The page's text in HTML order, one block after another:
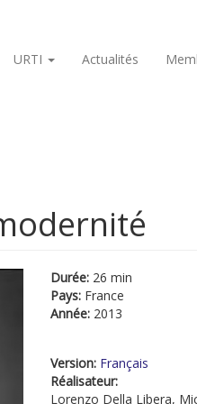
URTI Actualités
Durée: 26 min
Pays: France
Année: 2013
Version: Français
Réalisateur:
Lorenzo Della Libera,